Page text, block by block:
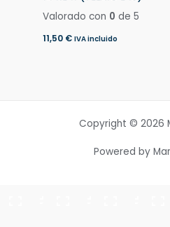
Valorado con 0 de 5
11,50 € IVA incluido
Copyright © 2026
Powered by